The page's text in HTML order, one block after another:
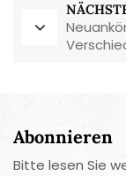
Abonnieren
Bitte lesen Sie